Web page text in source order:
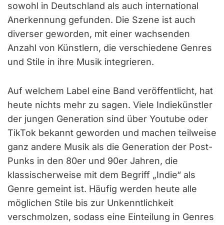
sowohl in Deutschland als auch international
Anerkennung gefunden. Die Szene ist auch
diverser geworden, mit einer wachsenden
Anzahl von Künstlern, die verschiedene Genres
und Stile in ihre Musik integrieren.
Auf welchem Label eine Band veröffentlicht, hat
heute nichts mehr zu sagen. Viele Indiekünstler
der jungen Generation sind über Youtube oder
TikTok bekannt geworden und machen teilweise
ganz andere Musik als die Generation der Post-
Punks in den 80er und 90er Jahren, die
klassischerweise mit dem Begriff „Indie“ als
Genre gemeint ist. Häufig werden heute alle
möglichen Stile bis zur Unkenntlichkeit
verschmolzen, sodass eine Einteilung in Genres